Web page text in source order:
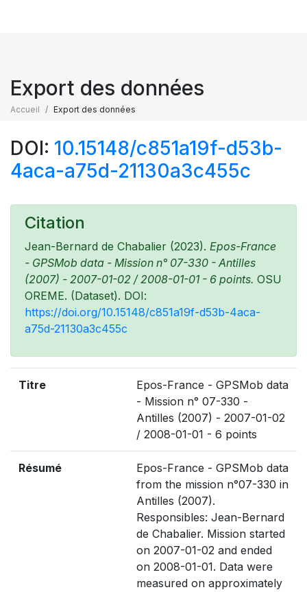
Export des données
Accueil Export des données
DOI: 10.15148/c851a19f-d53b-
4aca-a75d-21130a3c455c
Citation
Jean-Bernard de Chabalier (2023). Epos-France
- GPSMob data - Mission n° 07-330 - Antilles
(2007) - 2007-01-02 / 2008-01-01 - 6 points. OSU
OREME. (Dataset). DOI:
https://doi.org/10.15148/c851a19f-d53b-4aca-
a75d-21130a3c455c
Titre
Epos-France - GPSMob data
- Mission n° 07-330 -
Antilles (2007) - 2007-01-02
/ 2008-01-01 - 6 points
Résumé
Epos-France - GPSMob data
from the mission n°07-330 in
Antilles (2007).
Responsibles: Jean-Bernard
de Chabalier. Mission started
on 2007-01-02 and ended
on 2008-01-01. Data were
measured on approximately